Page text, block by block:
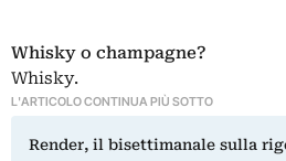
Whisky o champagne?
Whisky.
L'ARTICOLO CONTINUA PIÙ SOTTO
Render, il bisettimanale sulla